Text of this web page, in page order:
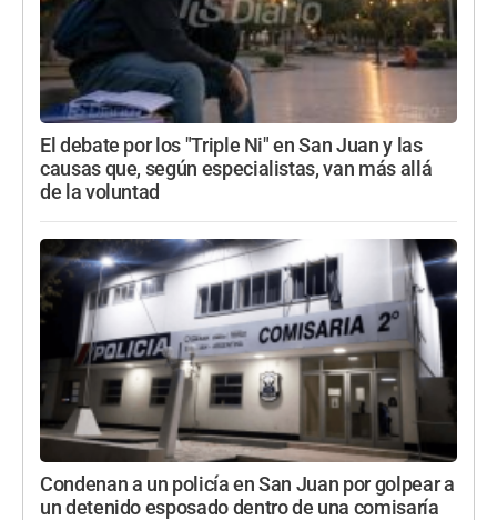
El debate por los "Triple Ni" en San Juan y las
causas que, según especialistas, van más allá
de la voluntad
Condenan a un policía en San Juan por golpear a
un detenido esposado dentro de una comisaría